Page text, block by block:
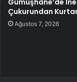
Çukurundan
Ağustos 7, 2026